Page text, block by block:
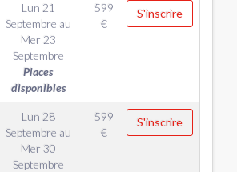
Lun 21
Septembre au
Mer 23
Septembre
Places
disponibles
599
€
S'inscrire
Lun 28
Septembre au
Mer 30
Septembre
599
€
S'inscrire